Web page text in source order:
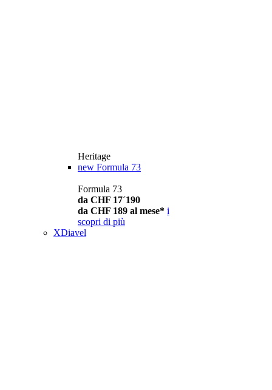
Heritage
new Formula 73
Formula 73
da CHF 17´190
da CHF 189 al mese* i
scopri di più
XDiavel